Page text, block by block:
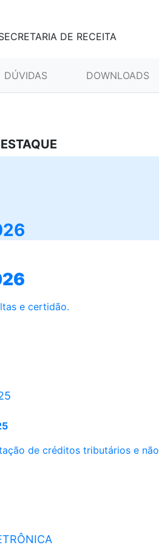
DE RECEITA
DÚVIDAS DOWNLOADS
e certidão.
de créditos tributários e